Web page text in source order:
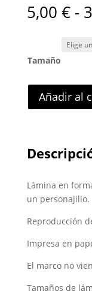
5,00 € -
Tamaño
Añadir al
Lámina en
un personajillo.
Reproducción
Impresa en
El marco no
Tamaños de